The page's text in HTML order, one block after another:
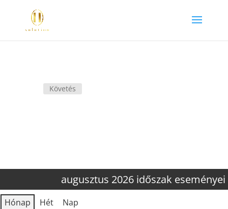
Követés
augusztus 2026 időszak eseményei
Hónap Hét Nap